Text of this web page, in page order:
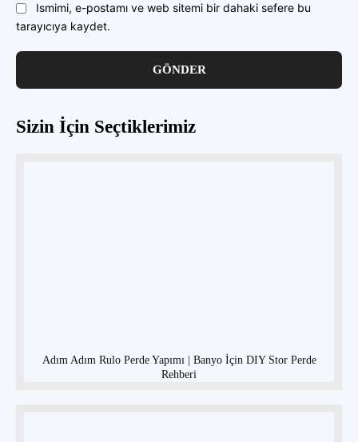
Ismimi, e-postamı ve web sitemi bir dahaki sefere bu
tarayıcıya kaydet.
Sizin İçin Seçtiklerimiz
Adım Adım Rulo Perde Yapımı | Banyo İçin DIY Stor Perde
Rehberi